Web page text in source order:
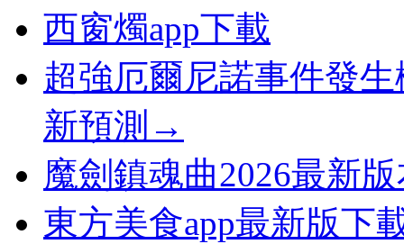
西窗燭app下載
超強厄爾尼諾事件發
新預測→
魔劍鎮魂曲2026最新
東方美食app最新版下